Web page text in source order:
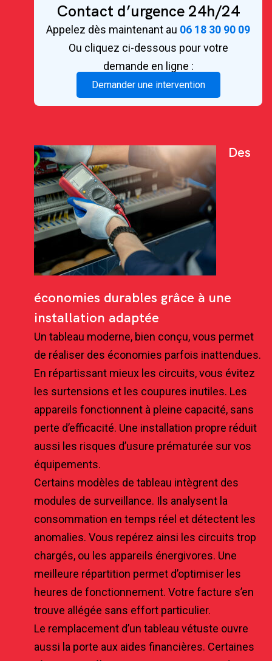
Contact d’urgence 24h/24
Appelez dès maintenant au 06 18 30 90 09
Ou cliquez ci-dessous pour votre
demande en ligne :
Demander une intervention
Des
économies durables grâce à une
installation adaptée
Un tableau moderne, bien conçu, vous permet
de réaliser des économies parfois inattendues.
En répartissant mieux les circuits, vous évitez
les surtensions et les coupures inutiles. Les
appareils fonctionnent à pleine capacité, sans
perte d’efficacité. Une installation propre réduit
aussi les risques d’usure prématurée sur vos
équipements.
Certains modèles de tableau intègrent des
modules de surveillance. Ils analysent la
consommation en temps réel et détectent les
anomalies. Vous repérez ainsi les circuits trop
chargés, ou les appareils énergivores. Une
meilleure répartition permet d’optimiser les
heures de fonctionnement. Votre facture s’en
trouve allégée sans effort particulier.
Le remplacement d’un tableau vétuste ouvre
aussi la porte aux aides financières. Certaines